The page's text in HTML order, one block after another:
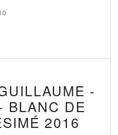
-
BLANC DE
2016